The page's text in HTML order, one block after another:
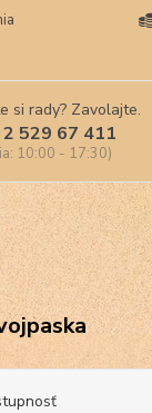
si rady? Zavolajte.
529 67 411
10:00 - 17:30)